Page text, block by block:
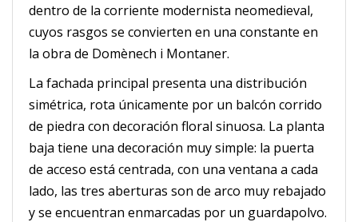
dentro de la corriente modernista neomedieval,
cuyos rasgos se convierten en una constante en
la obra de Domènech i Montaner.
La fachada principal presenta una distribución
simétrica, rota únicamente por un balcón corrido
de piedra con decoración floral sinuosa. La planta
baja tiene una decoración muy simple: la puerta
de acceso está centrada, con una ventana a cada
lado, las tres aberturas son de arco muy rebajado
y se encuentran enmarcadas por un guardapolvo.